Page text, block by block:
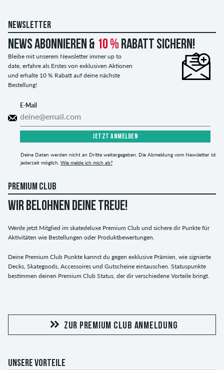
NEWSLETTER
News abonnieren & 10 % Rabatt sichern!
Bleibe mit unserem Newsletter immer up to
date, erfahre als Erstes von exklusiven Aktionen
und erhalte 10 % Rabatt auf deine nächste
Bestellung!
E-Mail
JETZT ANMELDEN
Deine Daten werden nicht an Dritte weitergegeben. Die Abmeldung vom Newsletter ist
jederzeit möglich. Wie melde ich mich ab?
PREMIUM CLUB
WIR BELOHNEN DEINE TREUE!
Werde jetzt Mitglied im skatedeluxe Premium Club und sichere dir Punkte für
Aktivitäten wie Bestellungen oder Produktbewertungen.
Deine Premium Club Punkte kannst du gegen exklusive Prämien, wie signierte
Decks, Skategoods, Accessoires und Gutscheine eintauschen. Statuspunkte
bestimmen deinen Premium Club Status, der dir verschiedene Vorteile bringt.
ZUR PREMIUM CLUB ANMELDUNG
UNSERE VORTEILE